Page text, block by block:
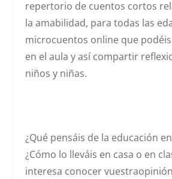
repertorio de cuentos cortos
la amabilidad, para todas las
microcuentos online que
en el aula y así compartir
niños y niñas.
¿Qué pensáis de la educación
¿Cómo lo lleváis en casa o en
interesa conocer